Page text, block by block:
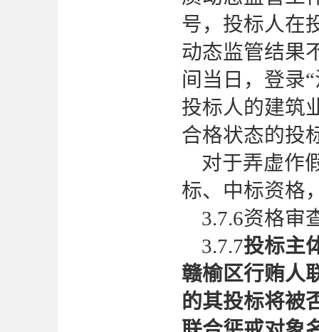
号，投标人在
动态监管结果
间当日，登录
投标人的建筑
合格状态的投
对于弄虚作
标、中标资格
3.7.6资格审
3.7.7投标主
赣榆区行贿人
的其投标将被